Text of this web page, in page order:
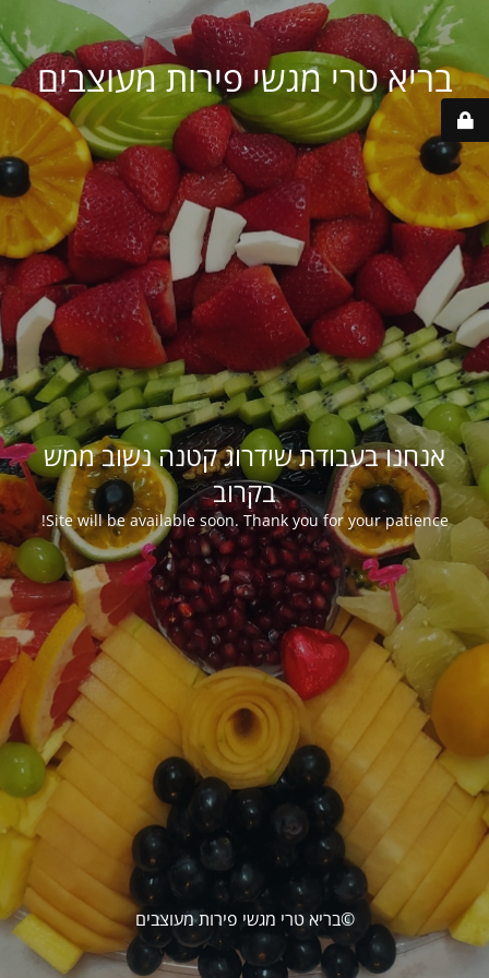
בריא טרי מגשי פירות מעוצבים
אנחנו בעבודת שידרוג קטנה נשוב ממש
בקרוב
Site will be available soon. Thank you for your patience!
©בריא טרי מגשי פירות מעוצבים